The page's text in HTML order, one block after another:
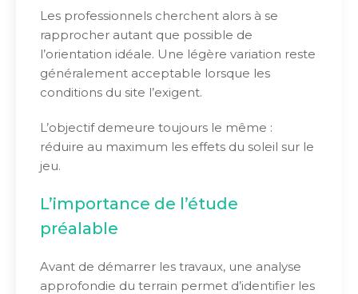
Les professionnels cherchent alors à se
rapprocher autant que possible de
l’orientation idéale. Une légère variation reste
généralement acceptable lorsque les
conditions du site l’exigent.
L’objectif demeure toujours le même :
réduire au maximum les effets du soleil sur le
jeu.
L’importance de l’étude
préalable
Avant de démarrer les travaux, une analyse
approfondie du terrain permet d’identifier les